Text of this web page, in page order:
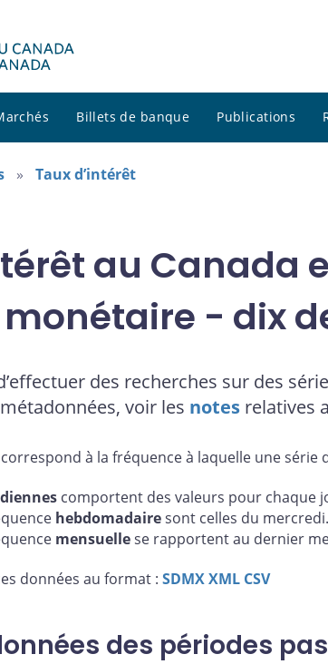
Billets de banque Publications
Taux d’intérêt
au Canada
- dix
des recherches sur des
voir les notes relatives
à la fréquence à laquelle une série
comportent des valeurs pour chaque
hebdomadairesont celles du mercredi.
mensuellese rapportent au dernier
données au format : SDMXXML CSV
des périodes